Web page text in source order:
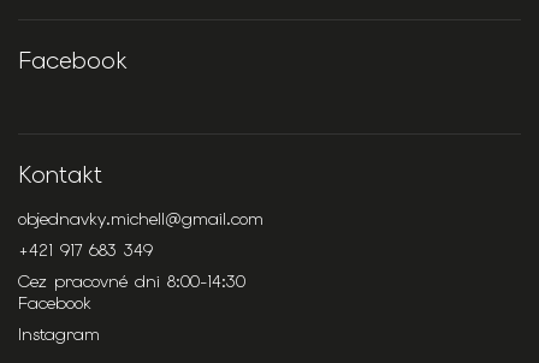
Facebook
Kontakt
objednavky.michell@gmail.com
+421 917 683 349
Cez pracovné dni 8:00-14:30
Facebook
Instagram